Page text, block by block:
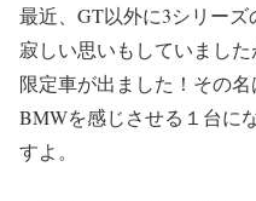
最近、GT以外に3シリー
寂しい思いもしていまし
限定車が出ました！その
BMWを感じさせる１台に
すよ。